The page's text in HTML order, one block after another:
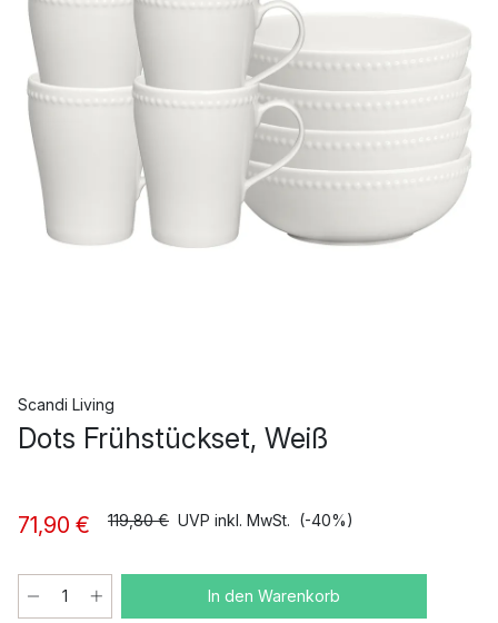
Scandi Living
Dots Frühstückset, Weiß
71,90 € 119,80 € UVP inkl. MwSt. (-40%)
In den Warenkorb